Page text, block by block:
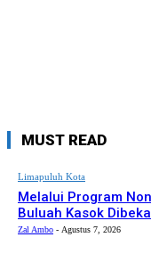
MUST READ
Limapuluh Kota
Melalui Program
Buluah Kasok
Zal Ambo - Agustus 7, 2026